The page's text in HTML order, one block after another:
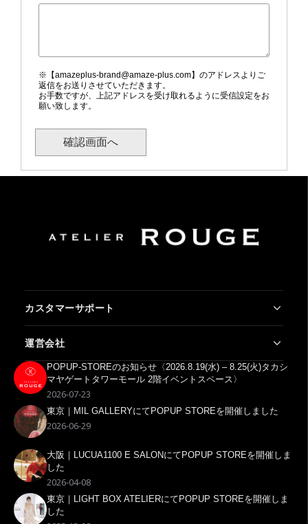
※【amazeplus-brand@amaze-plus.com】のアドレスよりご
返信をお送りさせていただきます。
お手数ですが、上記アドレスを受け取れるように受信設定をお
願い致します。
カスタマーサポート
運営会社
利用規約
プライバシーポリシー
特定商取引法に基づく表記
会社概要POPUP-STOREのお知らせ〈2026.8.19(水) – 8.25(火)タカシ
マヤゲートタワーモール 2階イベントスペース〉
2026-07-23
東京｜MIL GALLERYにてPOPUP STOREを開催しました
2026-06-29
大阪｜LUCUA1100 E SALONにてPOPUP STOREを開催しま
した
2026-04-08
東京｜LIGHT BOX ATELIERにてPOPUP STOREを開催しま
した